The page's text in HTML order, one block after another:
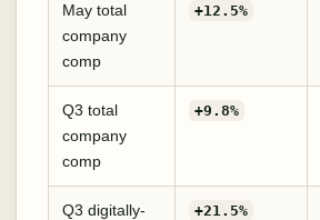
May total
company
comp
+12.5%
Q3 total
company
comp
+9.8%
Q3 digitally-
+21.5%